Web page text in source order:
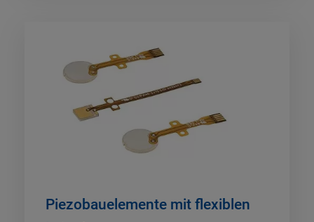
Piezobauelemente mit flexiblen